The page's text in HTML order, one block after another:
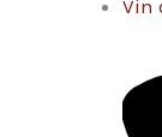
Vin